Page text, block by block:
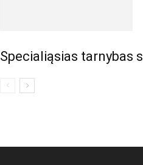
Specialiąsias tarnybas